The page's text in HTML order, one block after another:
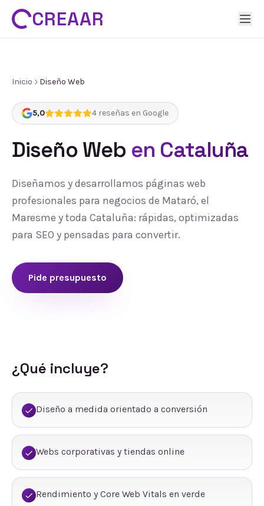
CREAAR
Inicio Diseño Web
5,0 4 reseñas en Google
Diseño Web en Cataluña
Diseñamos y desarrollamos páginas web
profesionales para negocios de Mataró, el
Maresme y toda Cataluña: rápidas, optimizadas
para SEO y pensadas para convertir.
Pide presupuesto
¿Qué incluye?
Diseño a medida orientado a conversión
Webs corporativas y tiendas online
Rendimiento y Core Web Vitals en verde